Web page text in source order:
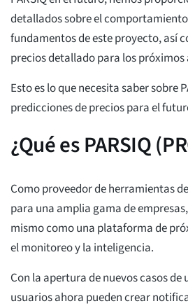
detallados sobre el
fundamentos de este proyecto, así
precios detallado para los próximos
Esto es lo que necesita saber sobre
predicciones de precios para el
¿Qué es PARSIQ
Como proveedor de herramientas
para una amplia gama de empresas,
mismo como una plataforma de
el monitoreo y la inteligencia.
Con la apertura de nuevos casos de
usuarios ahora pueden crear